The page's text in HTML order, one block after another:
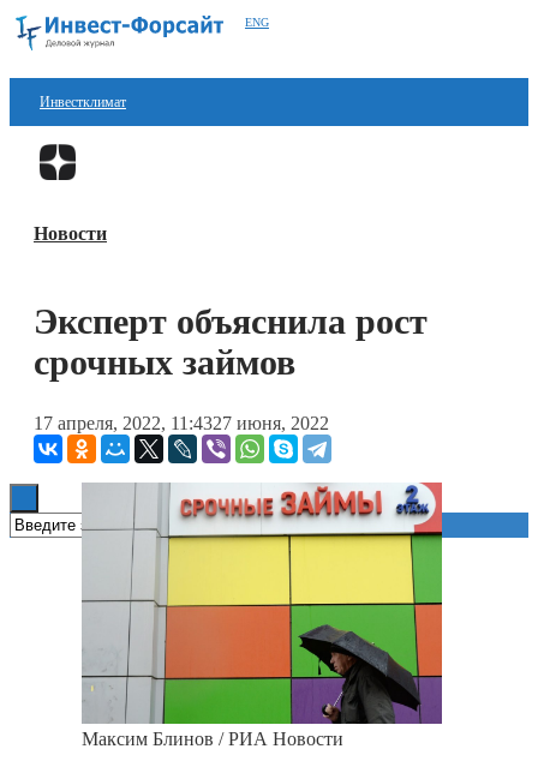
ENG
Инвестклимат
Финансы
Блокчейн
Книги
Новости
Эксперт объяснила рост
срочных займов
17 апреля, 2022, 11:4327 июня, 2022
Максим Блинов / РИА Новости